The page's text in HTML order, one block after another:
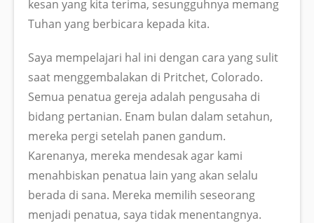
kesan yang kita terima, sesungguhnya memang
Tuhan yang berbicara kepada kita.
Saya mempelajari hal ini dengan cara yang sulit
saat menggembalakan di Pritchet, Colorado.
Semua penatua gereja adalah pengusaha di
bidang pertanian. Enam bulan dalam setahun,
mereka pergi setelah panen gandum.
Karenanya, mereka mendesak agar kami
menahbiskan penatua lain yang akan selalu
berada di sana. Mereka memilih seseorang
menjadi penatua, saya tidak menentangnya.